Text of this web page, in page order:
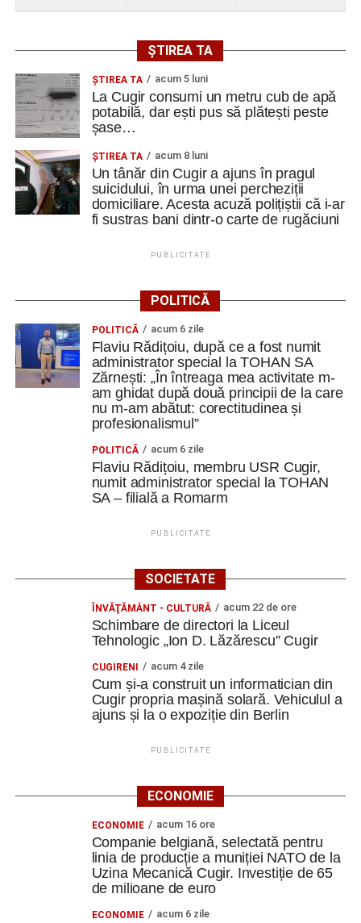
ȘTIREA TA
ȘTIREA TA acum 5 luni
La Cugir consumi un metru cub de apă
potabilă, dar ești pus să plătești peste
șase…
ȘTIREA TA acum 8 luni
Un tânăr din Cugir a ajuns în pragul
suicidului, în urma unei percheziții
domiciliare. Acesta acuză polițiștii că i-ar
fi sustras bani dintr-o carte de rugăciuni
PUBLICITATE
POLITICĂ
POLITICĂ acum 6 zile
Flaviu Rădițoiu, după ce a fost numit
administrator special la TOHAN SA
Zărnești: „În întreaga mea activitate m-
am ghidat după două principii de la care
nu m-am abătut: corectitudinea și
profesionalismul”
POLITICĂ acum 6 zile
Flaviu Rădițoiu, membru USR Cugir,
numit administrator special la TOHAN
SA – filială a Romarm
PUBLICITATE
SOCIETATE
ÎNVĂŢĂMÂNT - CULTURĂ acum 22 de ore
Schimbare de directori la Liceul
Tehnologic „Ion D. Lăzărescu” Cugir
CUGIRENI acum 4 zile
Cum și-a construit un informatician din
Cugir propria mașină solară. Vehiculul a
ajuns și la o expoziție din Berlin
PUBLICITATE
ECONOMIE
ECONOMIE acum 16 ore
Companie belgiană, selectată pentru
linia de producție a muniției NATO de la
Uzina Mecanică Cugir. Investiție de 65
de milioane de euro
ECONOMIE acum 6 zile